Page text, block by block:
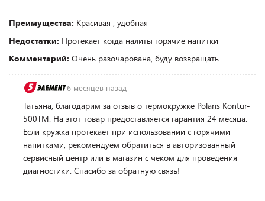
Преимущества: Красивая , удобная
Недостатки: Протекает когда налиты горячие напитки
Комментарий: Очень разочарована, буду возвращать
6 месяцев назад
Татьяна, благодарим за отзыв о термокружке Polaris Kontur-
500TM. На этот товар предоставляется гарантия 24 месяца.
Если кружка протекает при использовании с горячими
напитками, рекомендуем обратиться в авторизованный
сервисный центр или в магазин с чеком для проведения
диагностики. Спасибо за обратную связь!